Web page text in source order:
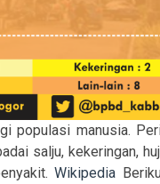
populasi manusia.
salju, kekeringan,
Wikipedia